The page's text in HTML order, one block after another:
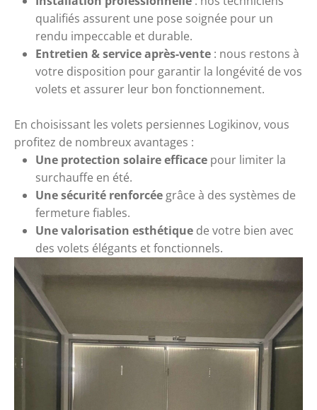
qualifiés assurent une pose soignée pour un
rendu impeccable et durable.
Entretien & service après-vente : nous restons à
votre disposition pour garantir la longévité de vos
volets et assurer leur bon fonctionnement.
En choisissant les volets persiennes Logikinov, vous
profitez de nombreux avantages :
Une protection solaire efficace pour limiter la
surchauffe en été.
Une sécurité renforcéegrâce à des systèmes de
fermeture fiables.
Une valorisation esthétique de votre bien avec
des volets élégants et fonctionnels.